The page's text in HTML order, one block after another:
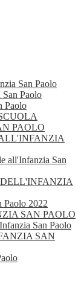
San Paolo
Paolo
Paolo
PAOLO
all'Infanzia San
Paolo 2022
SAN PAOLO
San Paolo
SAN